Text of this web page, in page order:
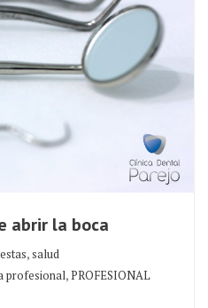
abrir la boca
,salud
profesional,PROFESIONAL